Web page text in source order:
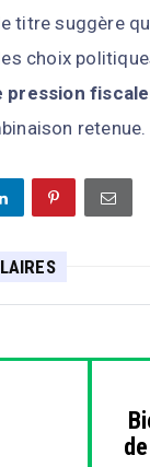
titre suggère
choix
pression
retenue.